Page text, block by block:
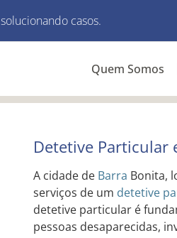
solucionando casos.
Quem Somos
Detetive Particular
A cidade de Barra Bonita,
serviços de um detetive
detetive particular é
pessoas desaparecidas,